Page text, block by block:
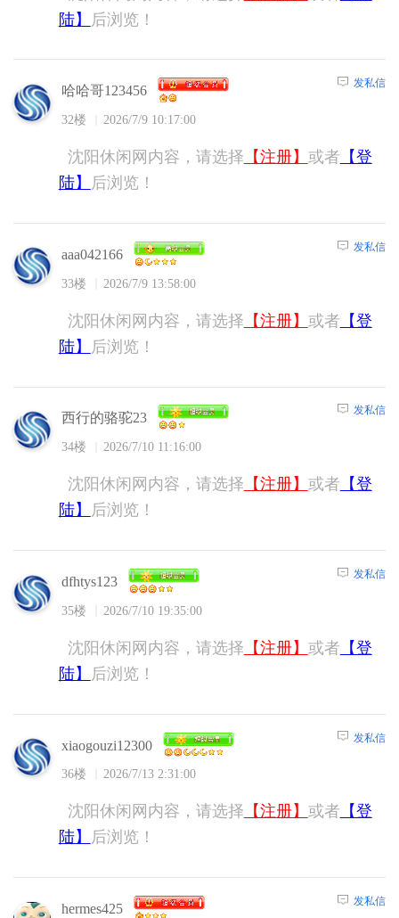
陆】
后浏览！
哈哈哥123456
32楼 2026/7/9 10:17:00
发私信
沈阳休闲网内容，请选择 【注册】 或者 【登
陆】
后浏览！
aaa042166
33楼 2026/7/9 13:58:00
发私信
沈阳休闲网内容，请选择 【注册】 或者 【登
陆】
后浏览！
西行的骆驼23
34楼 2026/7/10 11:16:00
发私信
沈阳休闲网内容，请选择 【注册】 或者 【登
陆】
后浏览！
dfhtys123
35楼 2026/7/10 19:35:00
发私信
沈阳休闲网内容，请选择 【注册】 或者 【登
陆】
后浏览！
xiaogouzi12300
36楼 2026/7/13 2:31:00
发私信
沈阳休闲网内容，请选择 【注册】 或者 【登
陆】
后浏览！
hermes425 发私信